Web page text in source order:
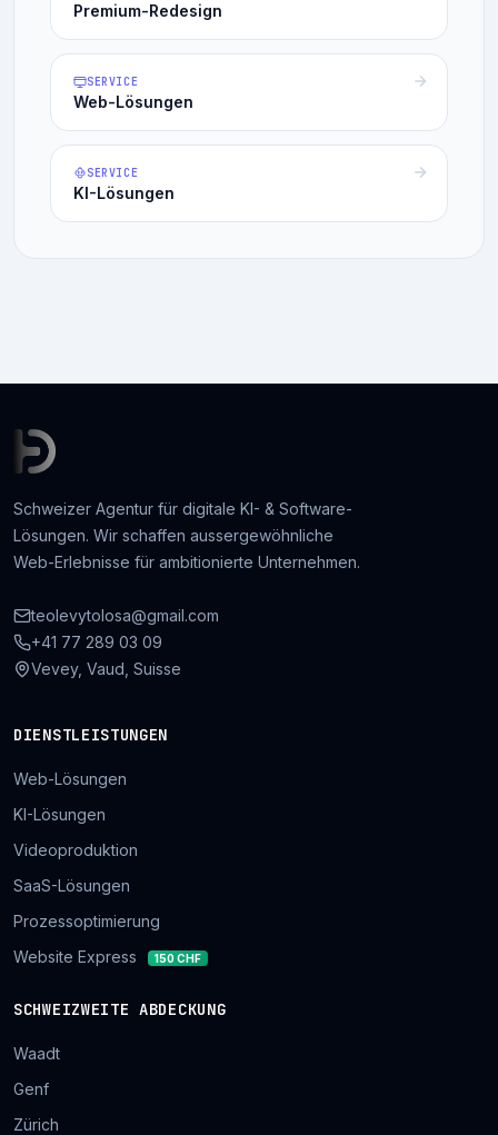
Premium-Redesign
SERVICE
Web-Lösungen
SERVICE
KI-Lösungen
Schweizer Agentur für digitale KI- & Software-
Lösungen. Wir schaffen aussergewöhnliche
Web-Erlebnisse für ambitionierte Unternehmen.
teolevytolosa@gmail.com
+41 77 289 03 09
Vevey, Vaud, Suisse
DIENSTLEISTUNGEN
Web-Lösungen
KI-Lösungen
Videoproduktion
SaaS-Lösungen
Prozessoptimierung
Website Express
150 CHF
SCHWEIZWEITE ABDECKUNG
Waadt
Genf
Zürich